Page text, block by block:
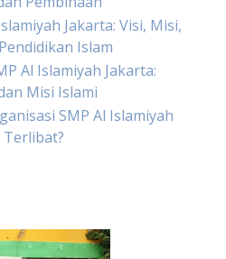
Jakarta: Visi, Misi,
Islam
Al Islamiyah Jakarta:
Misi Islami
SMP Al Islamiyah
Terlibat?